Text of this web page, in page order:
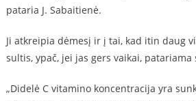
pataria J. Sabaitienė.
Ji atkreipia dėmesį ir į tai, kad itin daug
sultis, ypač, jei jas gers vaikai,
„Didelė C vitamino koncentracija yra